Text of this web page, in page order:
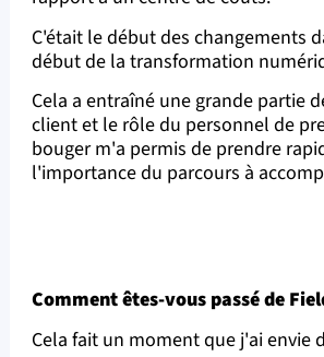
C'était le début des changements
début de la transformation
Cela a entraîné une grande partie
client et le rôle du personnel de
bouger m'a permis de prendre
l'importance du parcours à
Comment êtes-vous passé de
Cela fait un moment que j'ai envie